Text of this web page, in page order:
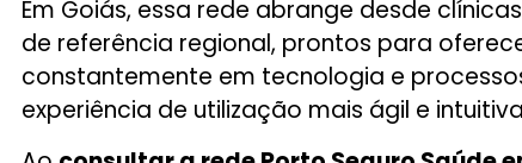
Em Goiás, essa rede abrange desde
de referência regional, prontos para
constantemente em tecnologia e
experiência de utilização mais ágil e